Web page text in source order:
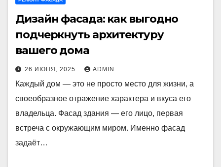
Дизайн фасада: как выгодно
подчеркнуть архитектуру
вашего дома
26 ИЮНЯ, 2025 ADMIN
Каждый дом — это не просто место для жизни, а
своеобразное отражение характера и вкуса его
владельца. Фасад здания — его лицо, первая
встреча с окружающим миром. Именно фасад
задаёт…